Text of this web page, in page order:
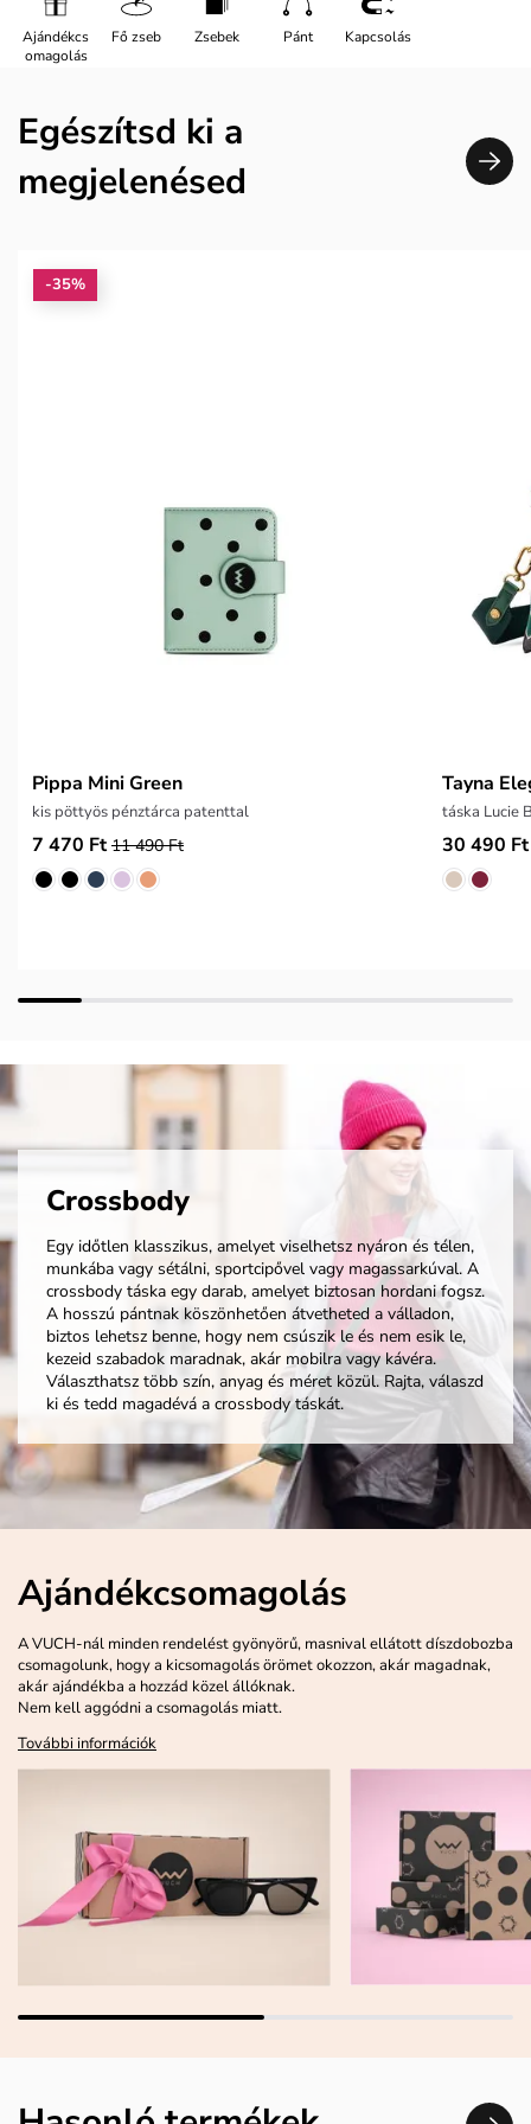
Ajándékcs
omagolás
Fő zseb Zsebek Pánt Kapcsolás
Egészítsd ki a
megjelenésed
-35%
Pippa Mini Green
kis pöttyös pénztárca patenttal
7 470 Ft 11 490 Ft
Tayna
táska Lucie
30 490 Ft
Crossbody
Egy időtlen klasszikus, amelyet viselhetsz nyáron és télen,
munkába vagy sétálni, sportcipővel vagy magassarkúval. A
crossbody táska egy darab, amelyet biztosan hordani fogsz.
A hosszú pántnak köszönhetően átvetheted a válladon,
biztos lehetsz benne, hogy nem csúszik le és nem esik le,
kezeid szabadok maradnak, akár mobilra vagy kávéra.
Választhatsz több szín, anyag és méret közül. Rajta, válaszd
ki és tedd magadévá a crossbody táskát.
Ajándékcsomagolás
A VUCH-nál minden rendelést gyönyörű, masnival ellátott díszdobozba
csomagolunk, hogy a kicsomagolás örömet okozzon, akár magadnak,
akár ajándékba a hozzád közel állóknak.
Nem kell aggódni a csomagolás miatt.
További információk